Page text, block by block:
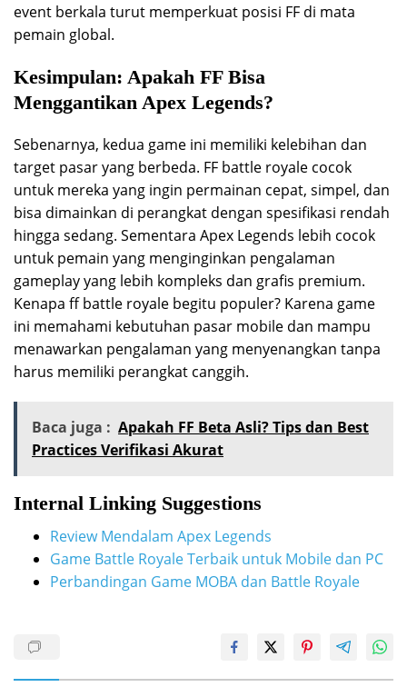
event berkala turut memperkuat posisi FF di mata
pemain global.
Kesimpulan: Apakah FF Bisa
Menggantikan Apex Legends?
Sebenarnya, kedua game ini memiliki kelebihan dan
target pasar yang berbeda. FF battle royale cocok
untuk mereka yang ingin permainan cepat, simpel, dan
bisa dimainkan di perangkat dengan spesifikasi rendah
hingga sedang. Sementara Apex Legends lebih cocok
untuk pemain yang menginginkan pengalaman
gameplay yang lebih kompleks dan grafis premium.
Kenapa ff battle royale begitu populer? Karena game
ini memahami kebutuhan pasar mobile dan mampu
menawarkan pengalaman yang menyenangkan tanpa
harus memiliki perangkat canggih.
Baca juga : Apakah FF Beta Asli? Tips dan Best
Practices Verifikasi Akurat
Internal Linking Suggestions
Review Mendalam Apex Legends
Game Battle Royale Terbaik untuk Mobile dan PC
Perbandingan Game MOBA dan Battle Royale